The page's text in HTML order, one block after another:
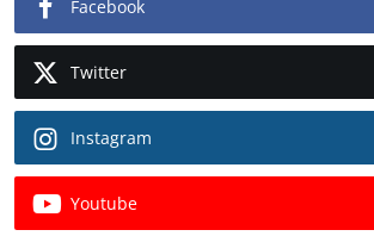
Facebook
Twitter
Instagram
Youtube